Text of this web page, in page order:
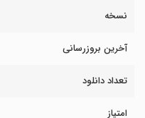
نسخه
آخرین بروزرسانی
تعداد دانلود
امتیاز